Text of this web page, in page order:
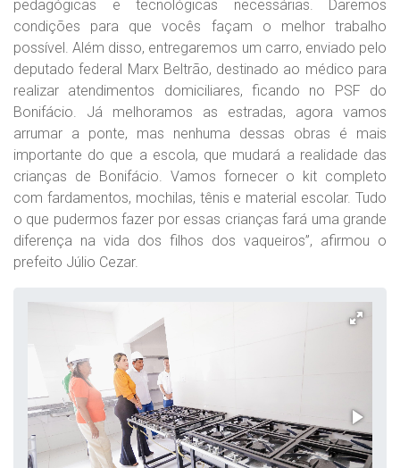
pedagógicas e tecnológicas necessárias. Daremos
condições para que vocês façam o melhor trabalho
possível. Além disso, entregaremos um carro, enviado pelo
deputado federal Marx Beltrão, destinado ao médico para
realizar atendimentos domiciliares, ficando no PSF do
Bonifácio. Já melhoramos as estradas, agora vamos
arrumar a ponte, mas nenhuma dessas obras é mais
importante do que a escola, que mudará a realidade das
crianças de Bonifácio. Vamos fornecer o kit completo
com fardamentos, mochilas, tênis e material escolar. Tudo
o que pudermos fazer por essas crianças fará uma grande
diferença na vida dos filhos dos vaqueiros”, afirmou o
prefeito Júlio Cezar.